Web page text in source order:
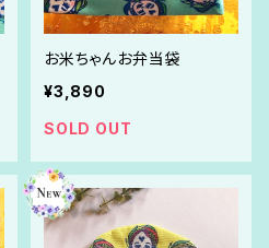
お米ちゃんお弁当袋
¥3,890
SOLD OUT